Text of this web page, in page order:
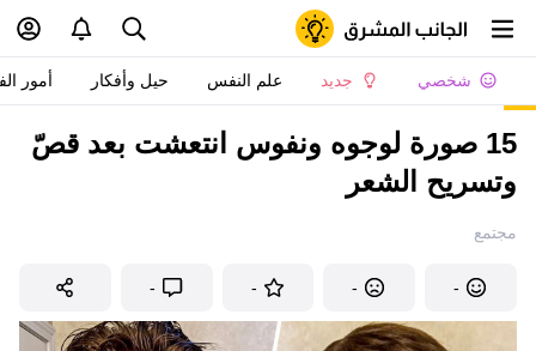
شخصي جديد علم النفس حيل وأفكار أمور
15 صورة لوجوه ونفوس انتعشت بعد قصّ
وتسريح الشعر
مجتمع
-
-
-
-